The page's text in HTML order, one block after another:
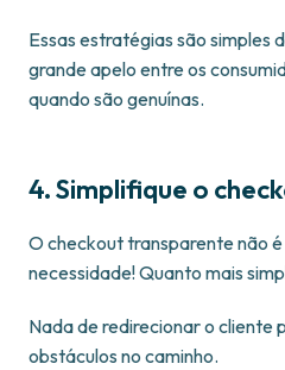
Essas estratégias são simples
grande apelo entre os
quando são genuínas.
4. Simplifique o
O checkout transparente não
necessidade! Quanto mais
Nada de redirecionar o cliente
obstáculos no caminho.